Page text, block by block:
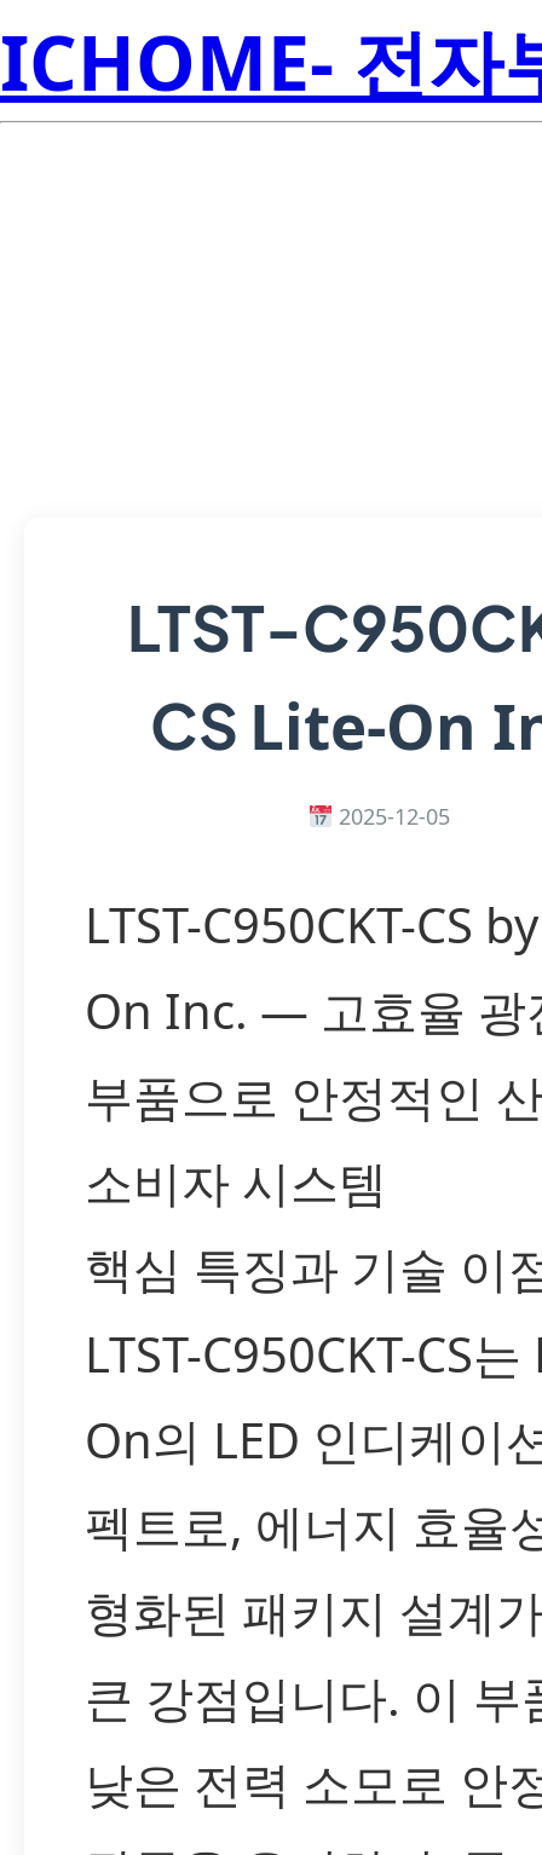
ICHOME- 전자
LTST-
CS Lite-On
2025-12-05
LTST-C950CKT-CS
On Inc. — 고효율 광
부품으로 안정적인
소비자 시스템
핵심 특징과 기술 이
LTST-C950CKT-CS
On의 LED 인디케이
펙트로, 에너지 효율
형화된 패키지 설계
큰 강점입니다. 이 부
낮은 전력 소모로 안